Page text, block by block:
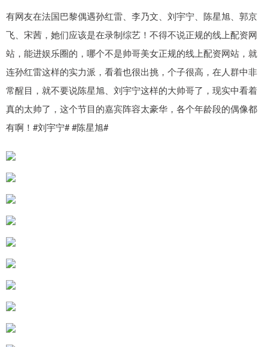
有网友在法国巴黎偶遇孙红雷、李乃文、刘宇宁、陈星旭、郭京
飞、宋茜，她们应该是在录制综艺！不得不说正规的线上配资网
站，能进娱乐圈的，哪个不是帅哥美女正规的线上配资网站，就
连孙红雷这样的实力派，看着也很出挑，个子很高，在人群中非
常醒目，就不要说陈星旭、刘宇宁这样的大帅哥了，现实中看着
真的太帅了，这个节目的嘉宾阵容太豪华，各个年龄段的偶像都
有啊！#刘宇宁# #陈星旭#